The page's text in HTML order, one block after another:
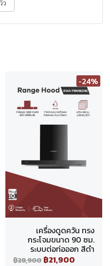
ว
-24%
เครื่องดูดควัน ทรง
กระโจมขนาด 90 ซม.
ระบบต่อท่อออก สีดำ
฿28,900 ฿21,900